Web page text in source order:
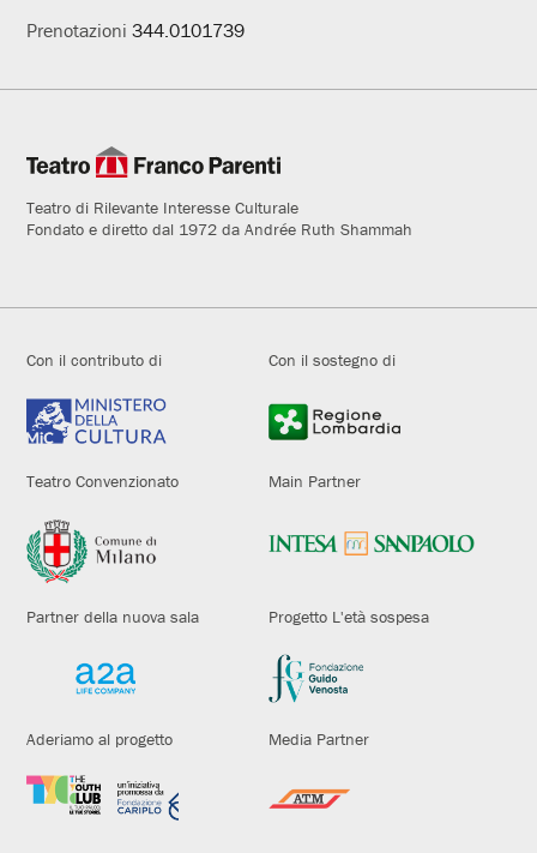
Prenotazioni344.0101739
Teatro di Rilevante Interesse Culturale
Fondato e diretto dal 1972 da Andrée Ruth Shammah
Con il contributo di Con il sostegno di
Teatro Convenzionato Main Partner
Partner della nuova sala Progetto L'età sospesa
Aderiamo al progetto Media Partner